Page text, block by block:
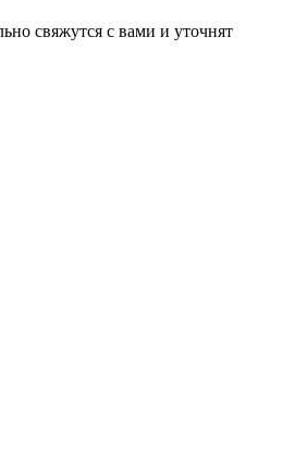
свяжутся с вами и уточнят